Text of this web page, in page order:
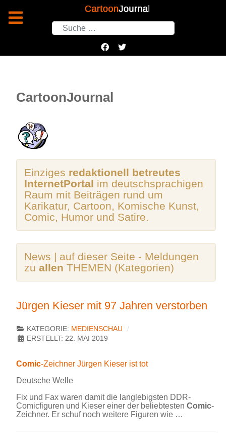
Suchen
CartoonJournal
Einziges redaktionell betreutes
InternetPortal im deutschsprachigen
Raum mit Beiträgen rund um
Karikatur, Cartoon, Komische Kunst,
Comic, Humor und Satire.
News | auf dieser Seite - Meldungen
zu allen THEMEN (Kategorien)
Jürgen Kieser mit 97 Jahren verstorben
KATEGORIE: MEDIENSCHAU
ERSTELLT: 22. MAI 2019
Comic-Zeichner Jürgen Kieser ist tot
Deutsche Welle
Fix und Fax waren damit die langlebigsten DDR-
Comicfiguren und Kieser einer der beliebtesten Comic-
Zeichner. Er schuf noch weitere Figuren wie …